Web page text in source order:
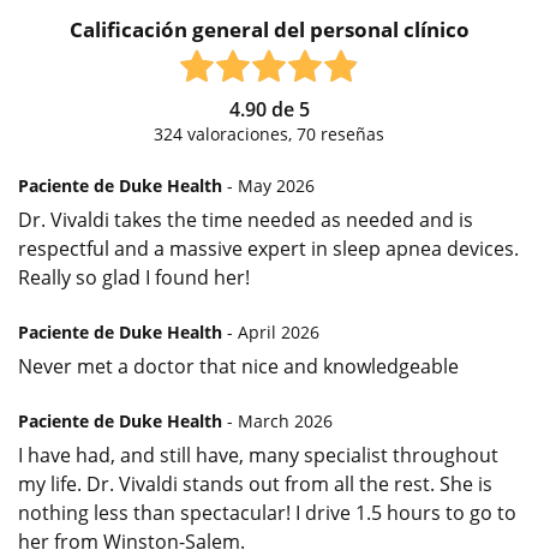
Calificación general del personal clínico
4.90de 5
324 valoraciones, 70 reseñas
Paciente de Duke Health - May 2026
Dr. Vivaldi takes the time needed as needed and is
respectful and a massive expert in sleep apnea devices.
Really so glad I found her!
Paciente de Duke Health - April 2026
Never met a doctor that nice and knowledgeable
Paciente de Duke Health - March 2026
I have had, and still have, many specialist throughout
my life. Dr. Vivaldi stands out from all the rest. She is
nothing less than spectacular! I drive 1.5 hours to go to
her from Winston-Salem.